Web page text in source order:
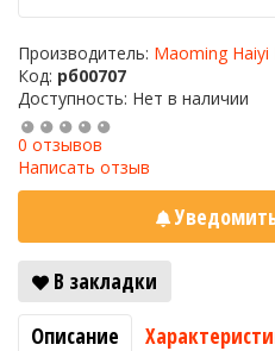
Производитель: Maoming Haiyi
Код: рб00707
Доступность: Нет в наличии
0 отзывов
Написать отзыв
В закладки
Описание